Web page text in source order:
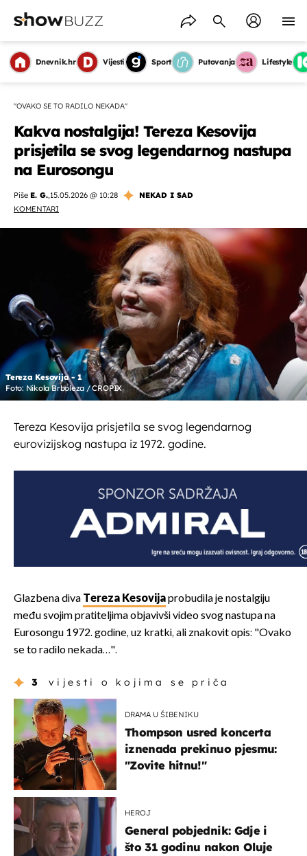
Dnevnik.hr Vijesti Sport Putovanja Lifestyle
"OVAKO SE TO RADILO NEKADA"
Kakva nostalgija! Tereza Kesovija
prisjetila se svog legendarnog nastupa
na Eurosongu
Piše E. G.,15.05.2026 @ 10:28
NEKAD I SAD
KOMENTARI
Tereza Kesovija - 1
Foto: Nikola Brboleza / CROPIX
Tereza Kesovija prisjetila se svog legendarnog
eurovizijskog nastupa iz 1972. godine.
Glazbena diva Tereza Kesovijaprobudila je nostalgiju
među svojim pratiteljima objavivši video svog nastupa na
Eurosongu 1972. godine, uz kratki, ali znakovit opis: "Ovako
se to radilo nekada…".
3 vijesti o kojima se priča
DRAMA U ŠIBENIKU
Thompson usred koncerta
iznenada prekinuo pjesmu:
"Zovite hitnu!"
HEROJ
General pobjednik: Gdje i
što 31 godinu nakon Oluje
OMOGUĆI OBAVIJESTI